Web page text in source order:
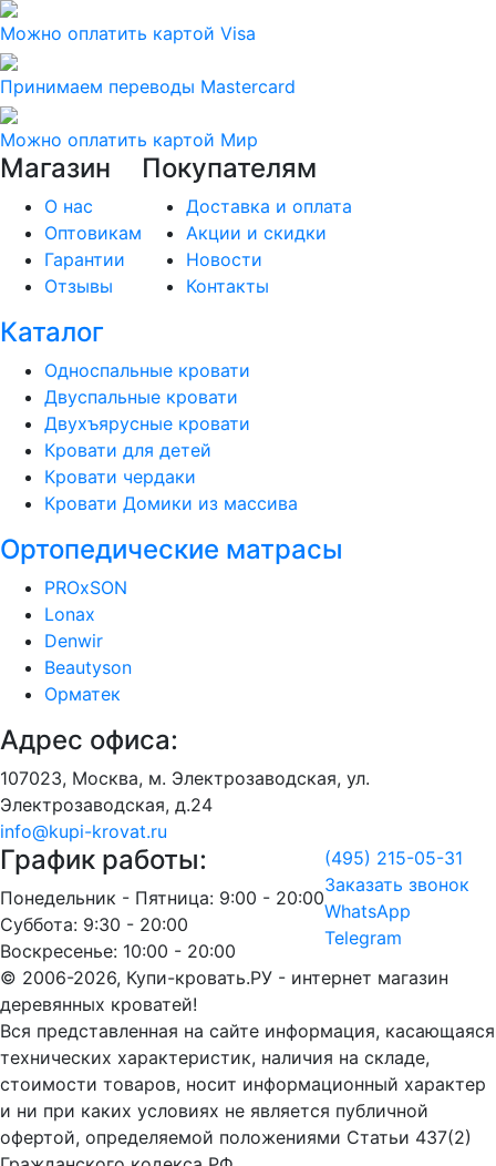
Можно оплатить картой Visa
Принимаем переводы Mastercard
Можно оплатить картой Мир
Магазин
О нас
Оптовикам
Гарантии
Отзывы
Покупателям
Доставка и оплата
Акции и скидки
Новости
Контакты
Каталог
Односпальные кровати
Двуспальные кровати
Двухъярусные кровати
Кровати для детей
Кровати чердаки
Кровати Домики из массива
Ортопедические матрасы
PROxSON
Lonax
Denwir
Beautyson
Орматек
Адрес офиса:
107023, Москва, м. Электрозаводская, ул.
Электрозаводская, д.24
info@kupi-krovat.ru
График работы:
Понедельник - Пятница: 9:00 - 20:00
Суббота: 9:30 - 20:00
Воскресенье: 10:00 - 20:00
(495) 215-05-31
Заказать звонок
WhatsApp
Telegram
© 2006-2026, Купи-кровать.РУ - интернет магазин
деревянных кроватей!
Вся представленная на сайте информация, касающаяся
технических характеристик, наличия на складе,
стоимости товаров, носит информационный характер
и ни при каких условиях не является публичной
офертой, определяемой положениями Статьи 437(2)